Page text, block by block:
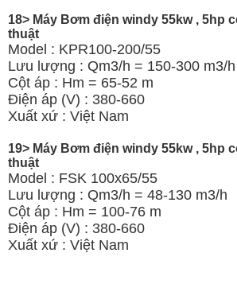
18> Máy Bơm điện windy 55kw , 5hp
thuật
Model : KPR100-200/55
Lưu lượng : Qm3/h = 150-300 m3/h
Cột áp : Hm = 65-52 m
Điện áp (V) : 380-660
Xuất xứ : Việt Nam
19> Máy Bơm điện windy 55kw , 5hp
thuật
Model : FSK 100x65/55
Lưu lượng : Qm3/h = 48-130 m3/h
Cột áp : Hm = 100-76 m
Điện áp (V) : 380-660
Xuất xứ : Việt Nam